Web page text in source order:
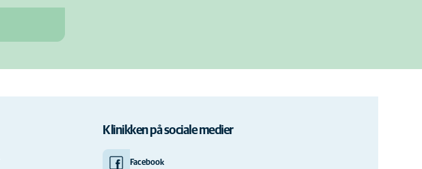
Klinikken på sociale medier
Facebook